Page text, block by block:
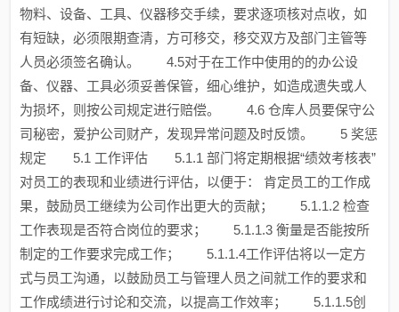
物料、设备、工具、仪器移交手续，要求逐项核对点收，如
有短缺，必须限期查清，方可移交，移交双方及部门主管等
人员必须签名确认。 4.5对于在工作中使用的的办公设
备、仪器、工具必须妥善保管，细心维护，如造成遗失或人
为损坏，则按公司规定进行赔偿。 4.6 仓库人员要保守公
司秘密，爱护公司财产，发现异常问题及时反馈。 5 奖惩
规定 5.1 工作评估 5.1.1 部门将定期根据“绩效考核表”
对员工的表现和业绩进行评估，以便于： 肯定员工的工作成
果，鼓励员工继续为公司作出更大的贡献； 5.1.1.2 检查
工作表现是否符合岗位的要求； 5.1.1.3 衡量是否能按所
制定的工作要求完成工作； 5.1.1.4工作评估将以一定方
式与员工沟通，以鼓励员工与管理人员之间就工作的要求和
工作成绩进行讨论和交流，以提高工作效率； 5.1.1.5创